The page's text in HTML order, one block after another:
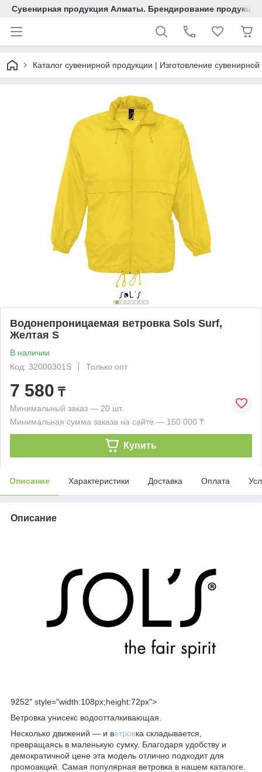
Сувенирная продукция Алматы. Брендирование
Каталог сувенирной продукции | Изготовление
Водонепроницаемая ветровка Sols Surf,
Желтая S
В наличии
Код: 32000301S
Только опт
7 580 ₸
Минимальный заказ — 20 шт.
Минимальная сумма заказа на сайте — 150 000 ₸
Купить
Описание Характеристики Доставка Оплата
Описание
9252" style="width:108px;height:72px">
Ветровка унисекс водоотталкивающая.
Несколько движений — и ветровка складывается,
превращаясь в маленькую сумку. Благодаря удобству и
демократичной цене эта модель отлично подходит для
промоакций. Самая популярная ветровка в нашем каталоге.